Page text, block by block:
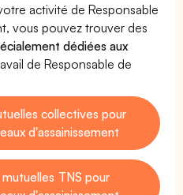
activité de Responsable
vous pouvez trouver des
dédiées aux
de Responsable de
collectives pour
d'assainissement
TNS pour